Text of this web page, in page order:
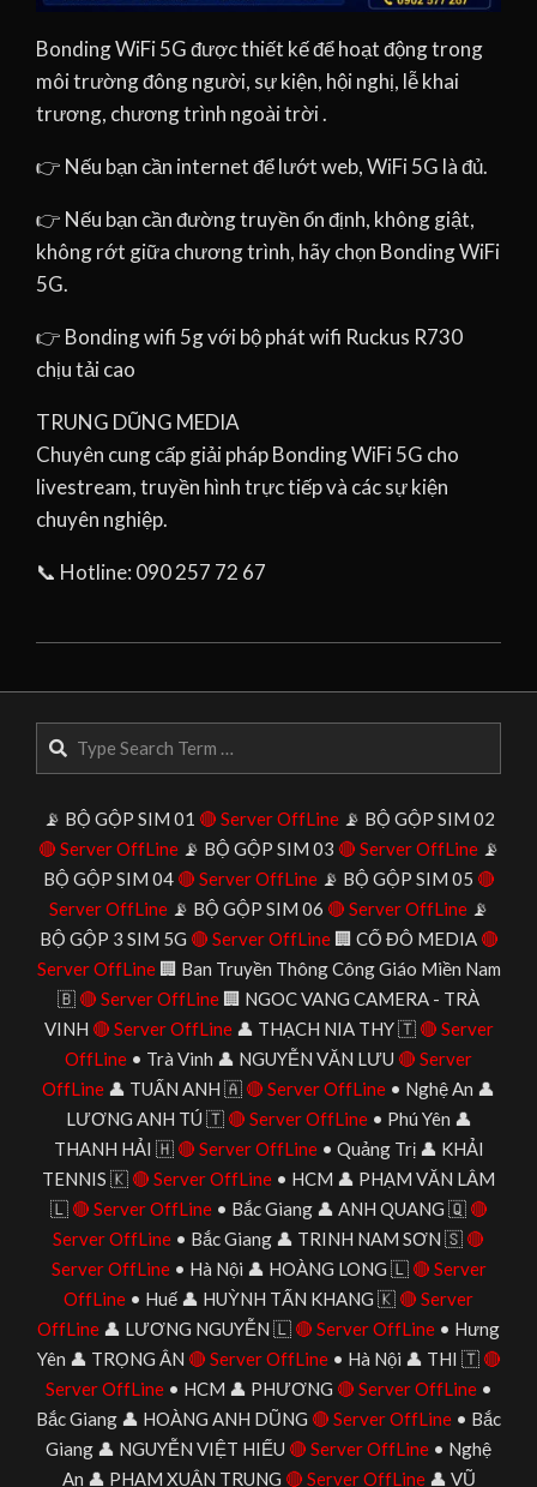
Bonding WiFi 5G được thiết kế để hoạt động trong
môi trường đông người, sự kiện, hội nghị, lễ khai
trương, chương trình ngoài trời .
👉 Nếu bạn cần internet để lướt web, WiFi 5G là đủ.
👉 Nếu bạn cần đường truyền ổn định, không giật,
không rớt giữa chương trình, hãy chọn Bonding WiFi
5G.
👉 Bonding wifi 5g với bộ phát wifi Ruckus R730
chịu tải cao
TRUNG DŨNG MEDIA
Chuyên cung cấp giải pháp Bonding WiFi 5G cho
livestream, truyền hình trực tiếp và các sự kiện
chuyên nghiệp.
📞 Hotline: 090 257 72 67
07-
📡 BỘ GỘP SIM 01 🔴 Server OffLine📡 BỘ GỘP SIM 02
🔴 Server OffLine📡 BỘ GỘP SIM 03 🔴 Server OffLine📡
BỘ GỘP SIM 04 🔴 Server OffLine📡 BỘ GỘP SIM 05 🔴
Server OffLine📡 BỘ GỘP SIM 06 🔴 Server OffLine📡
BỘ GỘP 3 SIM 5G 🔴 Server OffLine🏢 CỐ ĐÔ MEDIA 🔴
Server OffLine🏢 Ban Truyền Thông Công Giáo Miền Nam
🇧 🔴 Server OffLine 🏢 NGOC VANG CAMERA - TRÀ
VINH 🔴 Server OffLine👤 THẠCH NIA THY 🇹 🔴 Server
OffLine • Trà Vinh 👤 NGUYỄN VĂN LƯU 🔴 Server
OffLine 👤 TUẤN ANH 🇦 🔴 Server OffLine • Nghệ An 👤
LƯƠNG ANH TÚ 🇹 🔴 Server OffLine• Phú Yên 👤
THANH HẢI 🇭 🔴 Server OffLine• Quảng Trị 👤 KHẢI
TENNIS 🇰 🔴 Server OffLine • HCM 👤 PHẠM VĂN LÂM
🇱 🔴 Server OffLine• Bắc Giang 👤 ANH QUANG 🇶 🔴
Server OffLine • Bắc Giang 👤 TRINH NAM SƠN 🇸 🔴
Server OffLine• Hà Nội 👤 HOÀNG LONG 🇱 🔴 Server
OffLine • Huế 👤 HUỲNH TẤN KHANG 🇰 🔴 Server
OffLine 👤 LƯƠNG NGUYỄN 🇱 🔴 Server OffLine • Hưng
Yên 👤 TRỌNG ÂN 🔴 Server OffLine• Hà Nội 👤 THI 🇹 🔴
Server OffLine• HCM 👤 PHƯƠNG 🔴 Server OffLine•
Bắc Giang 👤 HOÀNG ANH DŨNG 🔴 Server OffLine • Bắc
Giang 👤 NGUYỄN VIỆT HIẾU 🔴 Server OffLine • Nghệ
An 👤 PHẠM XUÂN TRUNG 🔴 Server OffLine👤 VŨ